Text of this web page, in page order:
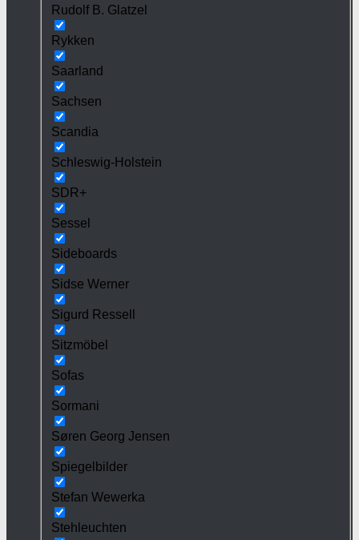
Rudolf B. Glatzel
Rykken
Saarland
Sachsen
Scandia
Schleswig-Holstein
SDR+
Sessel
Sideboards
Sidse Werner
Sigurd Ressell
Sitzmöbel
Sofas
Sormani
Søren Georg Jensen
Spiegelbilder
Stefan Wewerka
Stehleuchten